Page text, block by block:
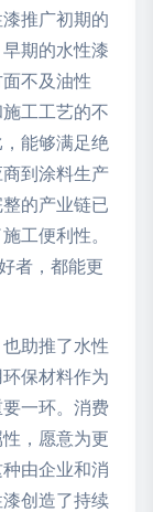
推广初期的
期的水性漆
不及油性
工工艺的不
能够满足绝
到涂料生产
的产业链已
工便利性。
者，都能更
助推了水性
保材料作为
一环。消费
，愿意为更
由企业和消
创造了持续